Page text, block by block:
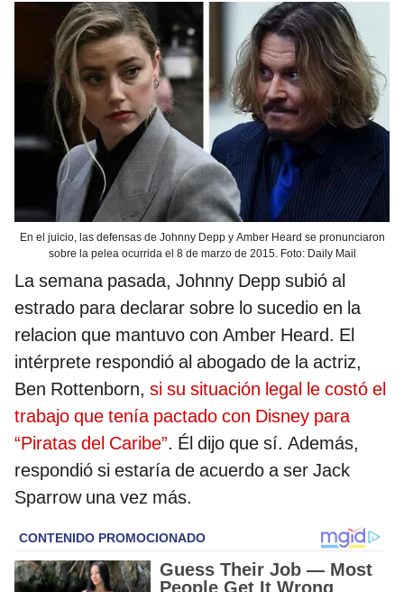
En el juicio, las defensas de Johnny Depp y Amber Heard se pronunciaron
sobre la pelea ocurrida el 8 de marzo de 2015. Foto: Daily Mail
La semana pasada, Johnny Depp subió al
estrado para declarar sobre lo sucedio en la
relacion que mantuvo con Amber Heard. El
intérprete respondió al abogado de la actriz,
Ben Rottenborn, si su situación legal le costó el
trabajo que tenía pactado con Disney para
“Piratas del Caribe”. Él dijo que sí. Además,
respondió si estaría de acuerdo a ser Jack
Sparrow una vez más.